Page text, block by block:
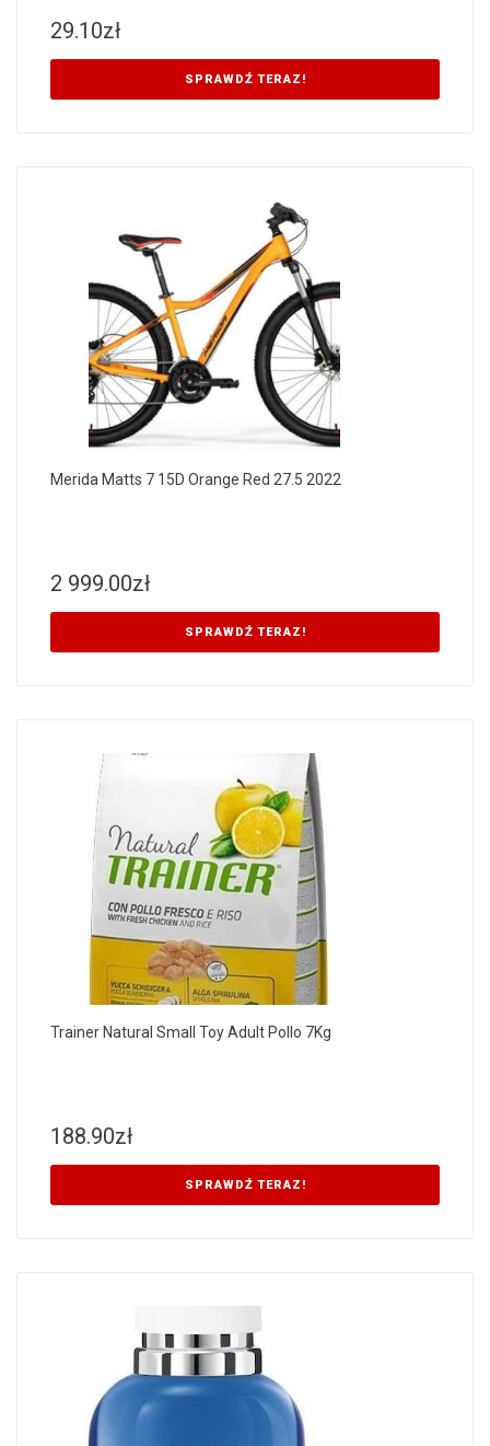
29.10zł
SPRAWDŹ TERAZ!
Merida Matts 7 15D Orange Red 27.5 2022
2 999.00zł
SPRAWDŹ TERAZ!
Trainer Natural Small Toy Adult Pollo 7Kg
188.90zł
SPRAWDŹ TERAZ!